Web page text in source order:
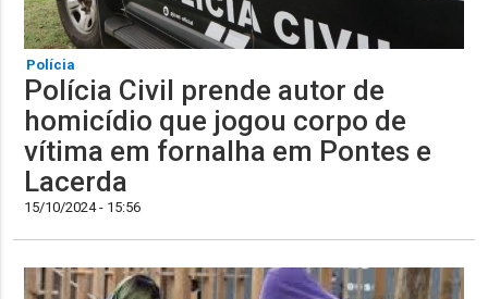
Polícia
Polícia Civil prende autor de
homicídio que jogou corpo de
vítima em fornalha em Pontes e
Lacerda
15/10/2024 - 15:56